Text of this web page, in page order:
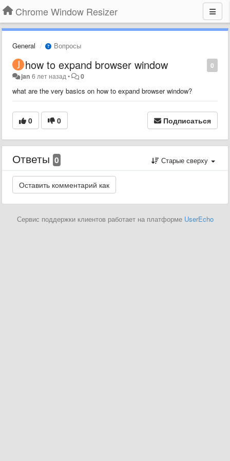
Chrome Window Resizer
General Вопросы
0
how to expand browser window
jan 6 лет назад• 0
what are the very basics on how to expand browser window?
0 0 Подписаться
Ответы 0 Старые сверху
Сервис поддержки клиентов работает на платформе UserEcho